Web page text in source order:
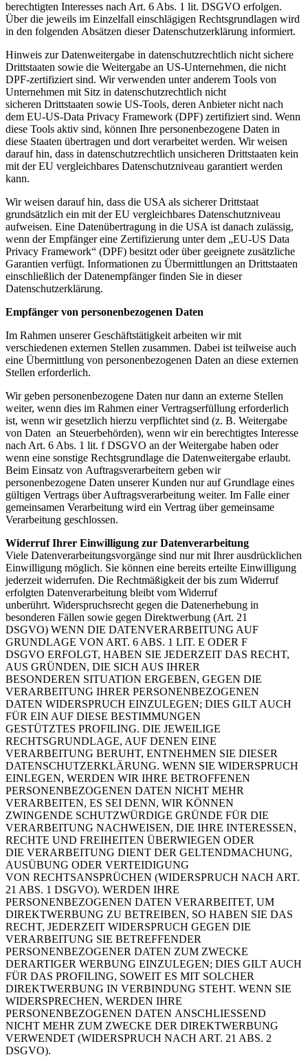
berechtigten Interesses nach Art. 6 Abs. 1 lit. DSGVO erfolgen.
Über die jeweils im Einzelfall einschlägigen Rechtsgrundlagen wird
in den folgenden Absätzen dieser Datenschutzerklärung informiert.
Hinweis zur Datenweitergabe in datenschutzrechtlich nicht sichere
Drittstaaten sowie die Weitergabe an US-Unternehmen, die nicht
DPF-zertifiziert sind. Wir verwenden unter anderem Tools von
Unternehmen mit Sitz in datenschutzrechtlich nicht
sicheren Drittstaaten sowie US-Tools, deren Anbieter nicht nach
dem EU-US-Data Privacy Framework (DPF) zertifiziert sind. Wenn
diese Tools aktiv sind, können Ihre personenbezogene Daten in
diese Staaten übertragen und dort verarbeitet werden. Wir weisen
darauf hin, dass in datenschutzrechtlich unsicheren Drittstaaten kein
mit der EU vergleichbares Datenschutzniveau garantiert werden
kann.
Wir weisen darauf hin, dass die USA als sicherer Drittstaat
grundsätzlich ein mit der EU vergleichbares Datenschutzniveau
aufweisen. Eine Datenübertragung in die USA ist danach zulässig,
wenn der Empfängereine Zertifizierung unter dem „EU-US Data
Privacy Framework“ (DPF) besitzt oder über geeignete zusätzliche
Garantien verfügt. Informationen zu Übermittlungen an Drittstaaten
einschließlich derDatenempfänger finden Sie in dieser
Datenschutzerklärung.
Empfänger von personenbezogenen Daten
Im Rahmen unserer Geschäftstätigkeit arbeiten wir mit
verschiedenen externen Stellen zusammen. Dabei ist teilweise auch
eine Übermittlung von personenbezogenen Daten an diese externen
Stellen erforderlich.
Wir geben personenbezogene Daten nur dann an externe Stellen
weiter, wenn dies im Rahmen einerVertragserfüllung erforderlich
ist, wenn wir gesetzlich hierzu verpflichtet sind (z. B. Weitergabe
von Daten an Steuerbehörden), wenn wir ein berechtigtes Interesse
nach Art. 6 Abs. 1 lit. f DSGVO an der Weitergabe haben oder
wenn eine sonstige Rechtsgrundlage die Datenweitergabe erlaubt.
Beim Einsatz von Auftragsverarbeitern geben wir
personenbezogene Daten unserer Kunden nur auf Grundlage eines
gültigen Vertrags über Auftragsverarbeitung weiter. Im Falle einer
gemeinsamen Verarbeitung wird ein Vertrag über gemeinsame
Verarbeitung geschlossen.
Widerruf Ihrer Einwilligung zur Datenverarbeitung
Viele Datenverarbeitungsvorgänge sind nur mit Ihrer ausdrücklichen
Einwilligung möglich. Sie können eine bereits erteilte Einwilligung
jederzeit widerrufen. Die Rechtmäßigkeit der bis zum Widerruf
erfolgten Datenverarbeitung bleibt vom Widerruf
unberührt. Widerspruchsrecht gegen die Datenerhebung in
besonderen Fällen sowie gegen Direktwerbung (Art. 21
DSGVO) WENN DIE DATENVERARBEITUNG AUF
GRUNDLAGE VON ART. 6 ABS. 1 LIT. E ODER F
DSGVO ERFOLGT, HABEN SIE JEDERZEIT DAS RECHT,
AUS GRÜNDEN, DIE SICH AUS IHRER
BESONDEREN SITUATION ERGEBEN, GEGEN DIE
VERARBEITUNG IHRER PERSONENBEZOGENEN
DATEN WIDERSPRUCH EINZULEGEN; DIES GILT AUCH
FÜR EIN AUF DIESE BESTIMMUNGEN
GESTÜTZTES PROFILING. DIE JEWEILIGE
RECHTSGRUNDLAGE, AUF DENEN EINE
VERARBEITUNG BERUHT, ENTNEHMEN SIE DIESER
DATENSCHUTZERKLÄRUNG. WENN SIE WIDERSPRUCH
EINLEGEN, WERDEN WIR IHRE BETROFFENEN
PERSONENBEZOGENEN DATEN NICHT MEHR
VERARBEITEN, ES SEI DENN, WIR KÖNNEN
ZWINGENDE SCHUTZWÜRDIGE GRÜNDE FÜR DIE
VERARBEITUNG NACHWEISEN, DIE IHRE INTERESSEN,
RECHTE UND FREIHEITEN ÜBERWIEGEN ODER
DIE VERARBEITUNG DIENT DER GELTENDMACHUNG,
AUSÜBUNG ODER VERTEIDIGUNG
VON RECHTSANSPRÜCHEN (WIDERSPRUCH NACH ART.
21 ABS. 1 DSGVO). WERDEN IHRE
PERSONENBEZOGENEN DATEN VERARBEITET, UM
DIREKTWERBUNG ZU BETREIBEN, SO HABEN SIE DAS
RECHT, JEDERZEIT WIDERSPRUCH GEGEN DIE
VERARBEITUNG SIE BETREFFENDER
PERSONENBEZOGENER DATEN ZUM ZWECKE
DERARTIGER WERBUNG EINZULEGEN; DIES GILT AUCH
FÜR DAS PROFILING, SOWEIT ES MIT SOLCHER
DIREKTWERBUNG IN VERBINDUNG STEHT. WENN SIE
WIDERSPRECHEN, WERDEN IHRE
PERSONENBEZOGENEN DATEN ANSCHLIESSEND
NICHT MEHR ZUM ZWECKE DER DIREKTWERBUNG
VERWENDET (WIDERSPRUCH NACH ART. 21 ABS. 2
DSGVO).